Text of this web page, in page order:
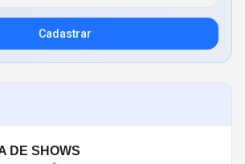
Cadastrar
DE SHOWS